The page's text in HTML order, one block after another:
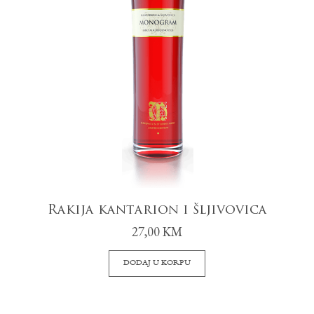
Rakija kantarion i šljivovica
27,00KM
DODAJ U KORPU